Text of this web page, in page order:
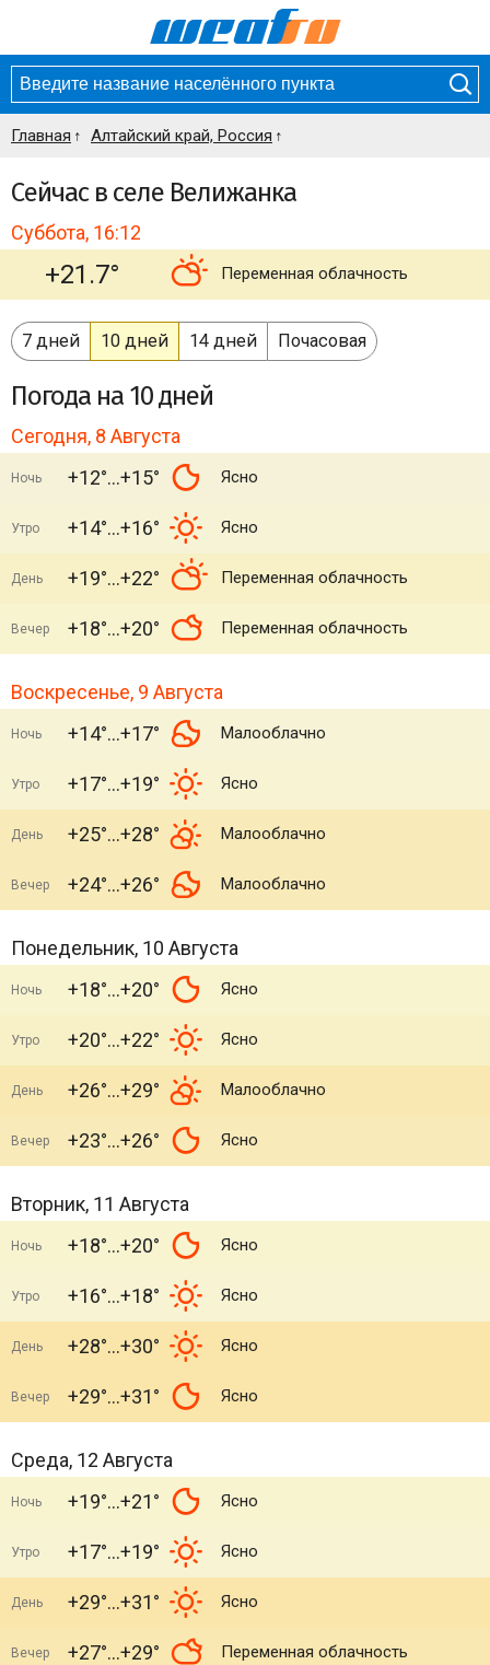
Главная Алтайский край, Россия
Сейчас в селе Велижанка
Суббота, 16:12
+21.7° Переменная облачность
7 дней 10 дней 14 дней Почасовая
Погода на 10 дней
Сегодня, 8 Августа
Ночь +12° +15° Ясно
Утро +14° +16° Ясно
День +19° +22° Переменная облачность
Вечер +18° +20° Переменная облачность
Воскресенье, 9 Августа
Ночь +14° +17° Малооблачно
Утро +17° +19° Ясно
День +25° +28° Малооблачно
Вечер +24° +26° Малооблачно
Понедельник, 10 Августа
Ночь +18° +20° Ясно
Утро +20° +22° Ясно
День +26° +29° Малооблачно
Вечер +23° +26° Ясно
Вторник, 11 Августа
Ночь +18° +20° Ясно
Утро +16° +18° Ясно
День +28° +30° Ясно
Вечер +29° +31° Ясно
Среда, 12 Августа
Ночь +19° +21° Ясно
Утро +17° +19° Ясно
День +29° +31° Ясно
Вечер +27° +29° Переменная облачность